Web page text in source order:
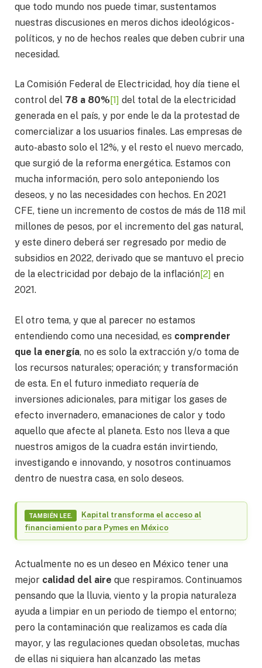
que todo mundo nos puede timar, sustentamos
nuestras discusiones en meros dichos ideológicos-
políticos, y no de hechos reales que deben cubrir una
necesidad.
La Comisión Federal de Electricidad, hoy día tiene el
control del 78 a 80%[1] del total de la electricidad
generada en el país, y por ende le da la protestad de
comercializar a los usuarios finales. Las empresas de
auto-abasto solo el 12%, y el resto el nuevo mercado,
que surgió de la reforma energética. Estamos con
mucha información, pero solo anteponiendo los
deseos, y no las necesidades con hechos. En 2021
CFE, tiene un incremento de costos de más de 118 mil
millones de pesos, por el incremento del gas natural,
y este dinero deberá ser regresado por medio de
subsidios en 2022, derivado que se mantuvo el precio
de la electricidad por debajo de la inflación[2] en
2021.
El otro tema, y que al parecer no estamos
entendiendo como una necesidad, es comprender
que la energía, no es solo la extracción y/o toma de
los recursos naturales; operación; y transformación
de esta. En el futuro inmediato requería de
inversiones adicionales, para mitigar los gases de
efecto invernadero, emanaciones de calor y todo
aquello que afecte al planeta. Esto nos lleva a que
nuestros amigos de la cuadra están invirtiendo,
investigando e innovando, y nosotros continuamos
dentro de nuestra casa, en solo deseos.
TAMBIÉN LEE.
Kapital transforma el acceso al
financiamiento para Pymes en México
Actualmente no es un deseo en México tener una
mejor calidad del aire que respiramos. Continuamos
pensando que la lluvia, viento y la propia naturaleza
ayuda a limpiar en un periodo de tiempo el entorno;
pero la contaminación que realizamos es cada día
mayor, y las regulaciones quedan obsoletas, muchas
de ellas ni siquiera han alcanzado las metas